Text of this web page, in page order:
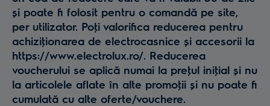
și poate fi folosit pentru o comandă pe site,
per utilizator. Poţi valorifica reducerea pentru
achiziţionarea de electrocasnice și accesorii la
https://www.electrolux.ro/. Reducerea
voucherului se aplică numai la preţul iniţial și nu
la articolele aflate în alte promoţii și nu poate fi
cumulată cu alte oferte/vouchere.